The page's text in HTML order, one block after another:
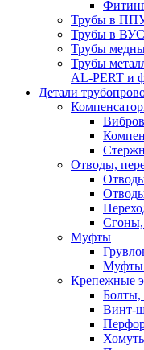
Трубы в
Трубы в
Трубы
Трубы
AL-PERT и
Детали
Отводы,
Сгоны,
Муфты
Муфты
Крепежные
Болты,
Винт-